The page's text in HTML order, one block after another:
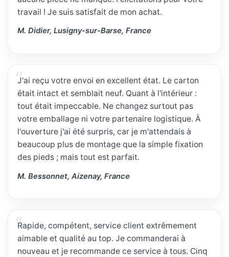
travail ! Je suis satisfait de mon achat.
M. Didier, Lusigny-sur-Barse, France
J'ai reçu votre envoi en excellent état. Le carton
était intact et semblait neuf. Quant à l'intérieur :
tout était impeccable. Ne changez surtout pas
votre emballage ni votre partenaire logistique. À
l'ouverture j'ai été surpris, car je m'attendais à
beaucoup plus de montage que la simple fixation
des pieds ; mais tout est parfait.
M. Bessonnet, Aizenay, France
Rapide, compétent, service client extrêmement
aimable et qualité au top. Je commanderai à
nouveau et je recommande ce service à tous. Cinq